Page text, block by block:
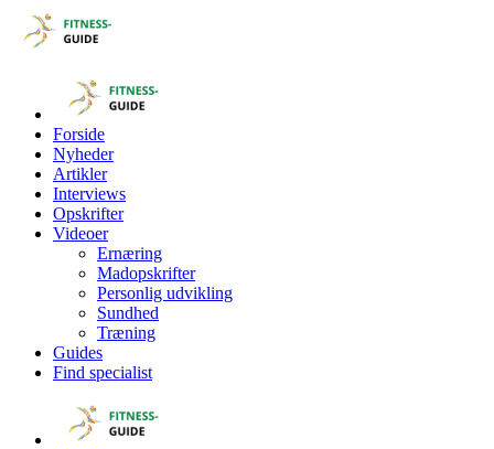
Forside
Nyheder
Artikler
Interviews
Opskrifter
Videoer
Ernæring
Madopskrifter
Personlig udvikling
Sundhed
Træning
Guides
Find specialist